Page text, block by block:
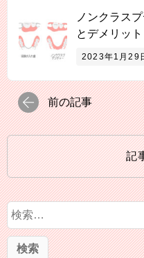
ノンクラス
とデメリット
2023年1月29
前の記事
記
検
索